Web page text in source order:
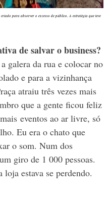
para absorver o excesso de público. A estratégia que teve
de salvar o business?
galera da rua e colocar no
e para a vizinhança
atraiu três vezes mais
que a gente ficou feliz
eventos ao ar livre, só
Eu era o chato que
o som. Num dos
giro de 1 000 pessoas.
estava se perdendo.